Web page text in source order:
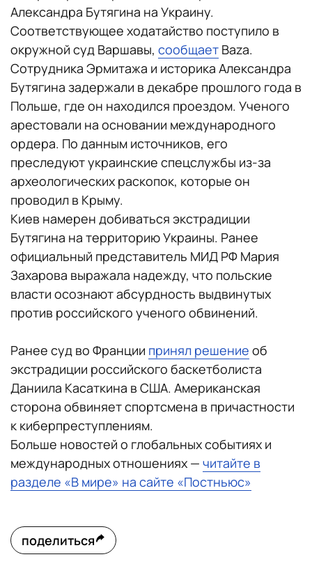
Александра Бутягина на Украину.
Соответствующее ходатайство поступило в
окружной суд Варшавы, сообщает Baza.
Сотрудника Эрмитажа и историка Александра
Бутягина задержали в декабре прошлого года в
Польше, где он находился проездом. Ученого
арестовали на основании международного
ордера. По данным источников, его
преследуют украинские спецслужбы из-за
археологических раскопок, которые он
проводил в Крыму.
Киев намерен добиваться экстрадиции
Бутягина на территорию Украины. Ранее
официальный представитель МИД РФ Мария
Захарова выражала надежду, что польские
власти осознают абсурдность выдвинутых
против российского ученого обвинений.
Ранее суд во Франции принял решение об
экстрадиции российского баскетболиста
Даниила Касаткина в США. Американская
сторона обвиняет спортсмена в причастности
к киберпреступлениям.
Больше новостей о глобальных событиях и
международных отношениях — читайте в
разделе «В мире» на сайте «Постньюс»
поделиться